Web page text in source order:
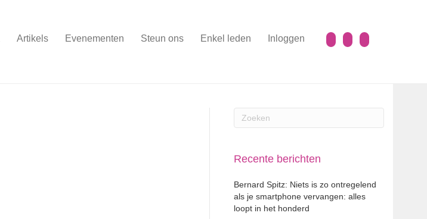
Artikels Evenementen Steun ons Enkel leden Inloggen
Recente berichten
Bernard Spitz: Niets is zo ontregelend
als je smartphone vervangen: alles
loopt in het honderd